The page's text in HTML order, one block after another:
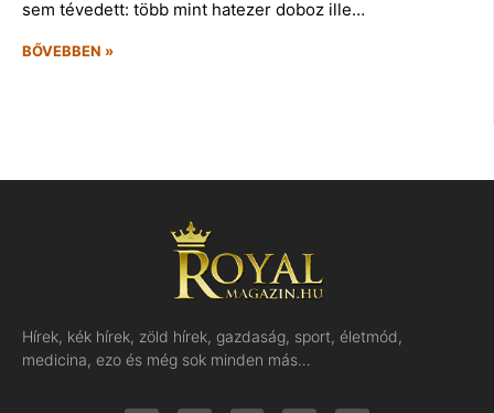
sem tévedett: több mint hatezer doboz ille…
BŐVEBBEN »
Hírek, kék hírek, zöld hírek, gazdaság, sport, életmód,
medicina, ezo és még sok minden más…